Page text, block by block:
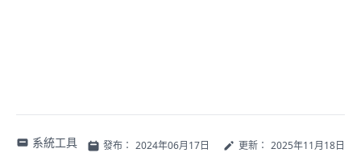
系統工具 發布： 2024年06月17日 更新： 2025年11月18日